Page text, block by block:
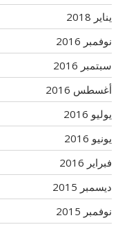
يناير 2018
نوفمبر 2016
سبتمبر 2016
أغسطس 2016
يوليو 2016
يونيو 2016
فبراير 2016
ديسمبر 2015
نوفمبر 2015